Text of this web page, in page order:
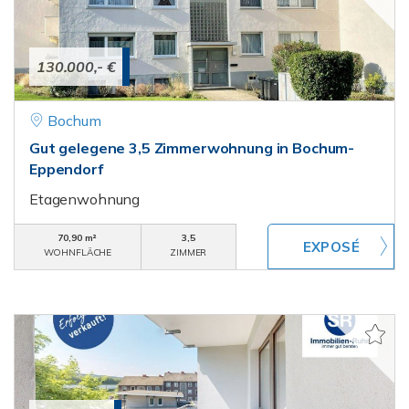
130.000,- €
Bochum
Gut gelegene 3,5 Zimmerwohnung in Bochum-
Eppendorf
Etagenwohnung
70,90 m²
WOHNFLÄCHE
3,5
ZIMMER